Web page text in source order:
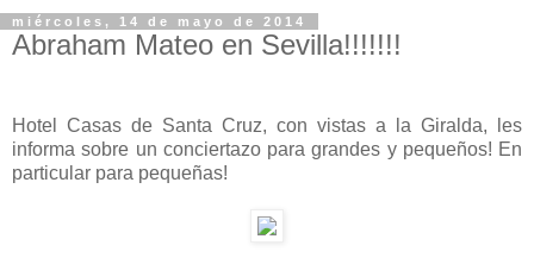
miércoles, 14 de mayo de 2014
Abraham Mateo en Sevilla!!!!!!!
Hotel Casas de Santa Cruz, con vistas a la Giralda, les
informa sobre un conciertazo para grandes y pequeños! En
particular para pequeñas!